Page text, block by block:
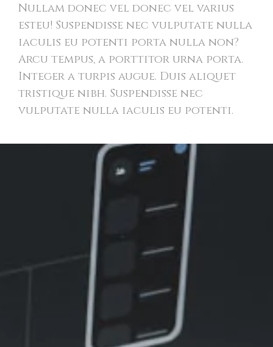
Nullam donec vel donec vel varius
esteu! Suspendisse nec vulputate nulla
iaculis eu potenti porta nulla non?
Arcu tempus, a porttitor urna porta.
Integer a turpis augue. Duis aliquet
tristique nibh. Suspendisse nec
vulputate nulla iaculis eu potenti.